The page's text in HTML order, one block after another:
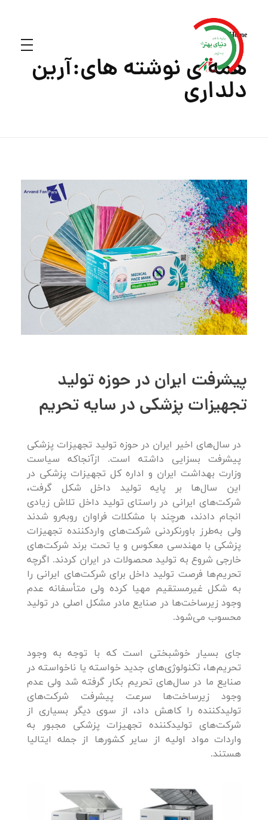
Home
همه ی نوشته های:آرین
دلداری
پیشرفت ایران در حوزه تولید
تجهیزات پزشکی در سایه تحریم
در سال‌های اخیر ایران در حوزه تولید تجهیزات پزشکی
پیشرفت بسزایی داشته‌ است. ازآنجاکه سیاست
وزارت بهداشت ایران و اداره‌ کل تجهیزات پزشکی در
این سال‌ها بر پایه تولید داخل شکل گرفت،
شرکت‌های ایرانی در راستای تولید داخل تلاش زیادی
انجام دادند، هرچند با مشکلات فراوان روبه‌رو شدند
ولی به‌طرز باورنکردنی شرکت‌های واردکننده تجهیزات
پزشکی با مهندسی معکوس و یا تحت برند شرکت‌های
خارجی شروع به تولید محصولات در ایران کردند. اگرچه
تحریم‌ها فرصت تولید داخل برای شرکت‌های ایرانی را
به شکل غیرمستقیم مهیا کرده ولی متأسفانه عدم
وجود زیرساخت‌ها در صنایع مادر مشکل اصلی در تولید
محسوب می‌شود.
جای بسیار خوشبختی است که با توجه به وجود
تحریم‌ها، تکنولوژی‌های جدید خواسته یا ناخواسته در
صنایع ما در سال‌های تحریم بکار گرفته‌ شد ولی عدم
وجود زیرساخت‌ها سرعت پیشرفت شرکت‌های
تولیدکننده را کاهش داد، از سوی دیگر بسیاری از
شرکت‌های تولیدکننده تجهیزات پزشکی مجبور به
واردات مواد اولیه از سایر کشورها از جمله ایتالیا
هستند.